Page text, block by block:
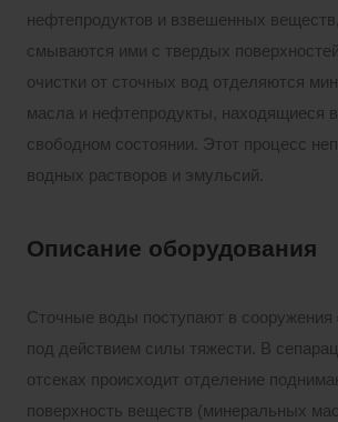
нефтепродуктов и взвешенных
смываются ими с твердых
очистки от сточных вод отделяются
масла и нефтепродукты, находящиеся в
свободном состоянии. Этот процесс
водных растворов и эмульсий.
Описание оборудования
Сточные воды поступают в сооружения
под действием силы тяжести. В
отсеках происходит отделение
поверхность веществ (минеральных